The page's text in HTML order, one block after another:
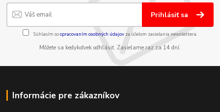
Prihlásiť sa
Súhlasím sospracovaním osobných údajov za účelom zasielania newslettera.
Môžete sa kedykoľvek odhlásiť. Zasielame raz za 14 dní.
Informácie pre zákazníkov